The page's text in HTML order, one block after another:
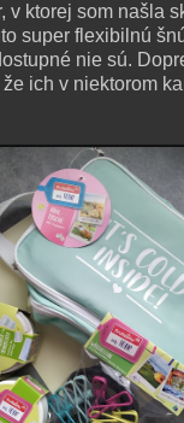
v ktorej som našla
super flexibilnú
nie sú.
ich v niektorom